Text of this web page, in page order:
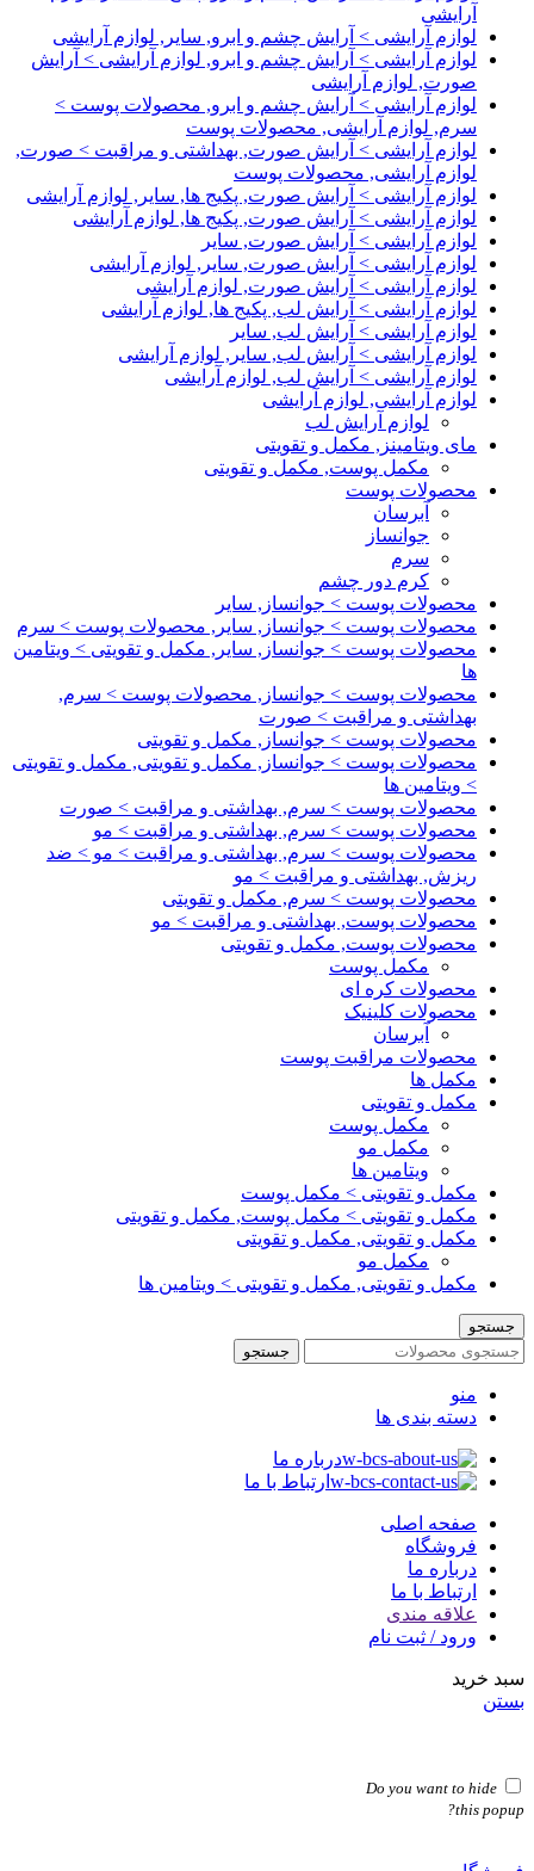
آرایشی
لوازم آرایشی > آرایش چشم و ابرو, سایر, لوازم آرایشی
لوازم آرایشی > آرایش چشم و ابرو, لوازم آرایشی > آرایش
صورت, لوازم آرایشی
لوازم آرایشی > آرایش چشم و ابرو, محصولات پوست >
سرم, لوازم آرایشی, محصولات پوست
لوازم آرایشی > آرایش صورت, بهداشتی و مراقبت > صورت,
لوازم آرایشی, محصولات پوست
لوازم آرایشی > آرایش صورت, پکیج ها, سایر, لوازم آرایشی
لوازم آرایشی > آرایش صورت, پکیج ها, لوازم آرایشی
لوازم آرایشی > آرایش صورت, سایر
لوازم آرایشی > آرایش صورت, سایر, لوازم آرایشی
لوازم آرایشی > آرایش صورت, لوازم آرایشی
لوازم آرایشی > آرایش لب, پکیج ها, لوازم آرایشی
لوازم آرایشی > آرایش لب, سایر
لوازم آرایشی > آرایش لب, سایر, لوازم آرایشی
لوازم آرایشی > آرایش لب, لوازم آرایشی
لوازم آرایشی, لوازم آرایشی
لوازم آرایش لب
مای ویتامینز, مکمل و تقویتی
مکمل پوست, مکمل و تقویتی
محصولات پوست
آبرسان
جوانساز
سرم
کرم دور چشم
محصولات پوست > جوانساز, سایر
محصولات پوست > جوانساز, سایر, محصولات پوست > سرم
محصولات پوست > جوانساز, سایر, مکمل و تقویتی > ویتامین
ها
محصولات پوست > جوانساز, محصولات پوست > سرم,
بهداشتی و مراقبت > صورت
محصولات پوست > جوانساز, مکمل و تقویتی
محصولات پوست > جوانساز, مکمل و تقویتی, مکمل و تقویتی
> ویتامین ها
محصولات پوست > سرم, بهداشتی و مراقبت > صورت
محصولات پوست > سرم, بهداشتی و مراقبت > مو
محصولات پوست > سرم, بهداشتی و مراقبت > مو > ضد
ریزش, بهداشتی و مراقبت > مو
محصولات پوست > سرم, مکمل و تقویتی
محصولات پوست, بهداشتی و مراقبت > مو
محصولات پوست, مکمل و تقویتی
مکمل پوست
محصولات کره ای
محصولات کلینیک
آبرسان
محصولات مراقبت پوست
مکمل ها
مکمل و تقویتی
مکمل پوست
مکمل مو
ویتامین ها
مکمل و تقویتی > مکمل پوست
مکمل و تقویتی > مکمل پوست, مکمل و تقویتی
مکمل و تقویتی, مکمل و تقویتی
مکمل مو
مکمل و تقویتی, مکمل و تقویتی > ویتامین ها
جستجو
جستجو
منو
دسته بندی ها
درباره ما
ارتباط با ما
صفحه اصلی
فروشگاه
درباره ما
ارتباط با ما
علاقه مندی
ورود / ثبت نام
سبد خرید
بستن
Do you want to hide
this popup?